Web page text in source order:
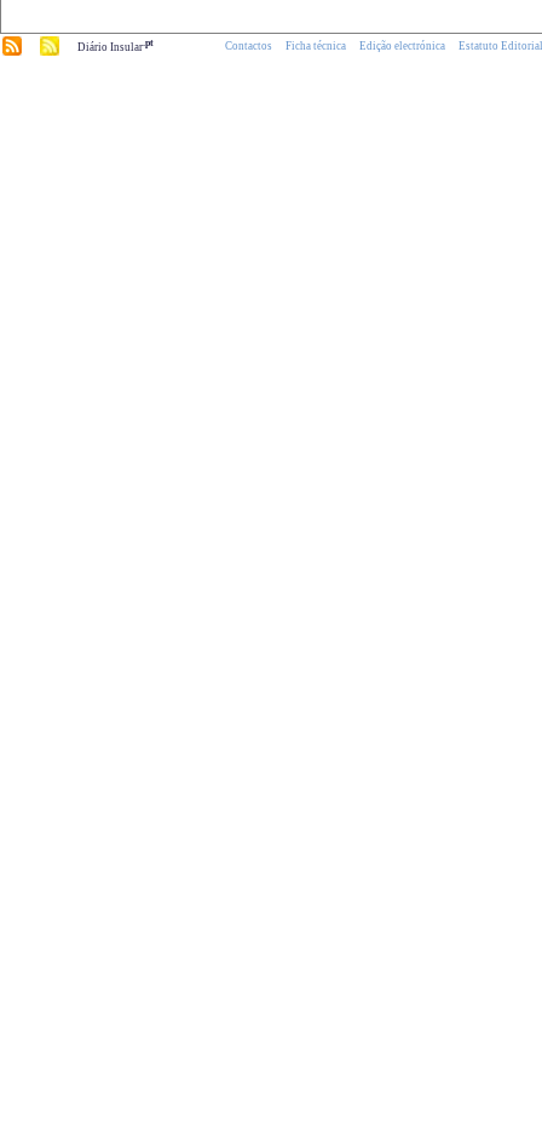
Diário Insular.pt Contactos Ficha técnica Edição electrónica Estatuto Editorial